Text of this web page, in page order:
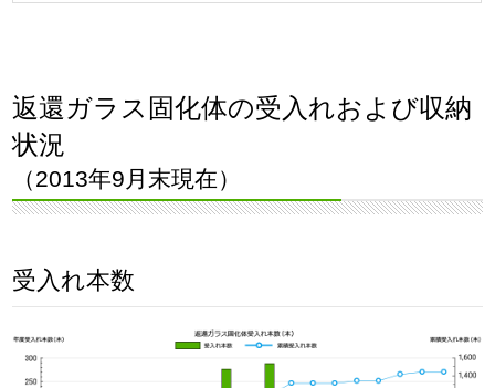
返還ガラス固化体の受入れおよび収納
状況
（2013年9月末現在）
受入れ本数